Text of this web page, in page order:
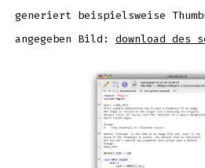
generiert beispielsweise
angegeben Bild: download des